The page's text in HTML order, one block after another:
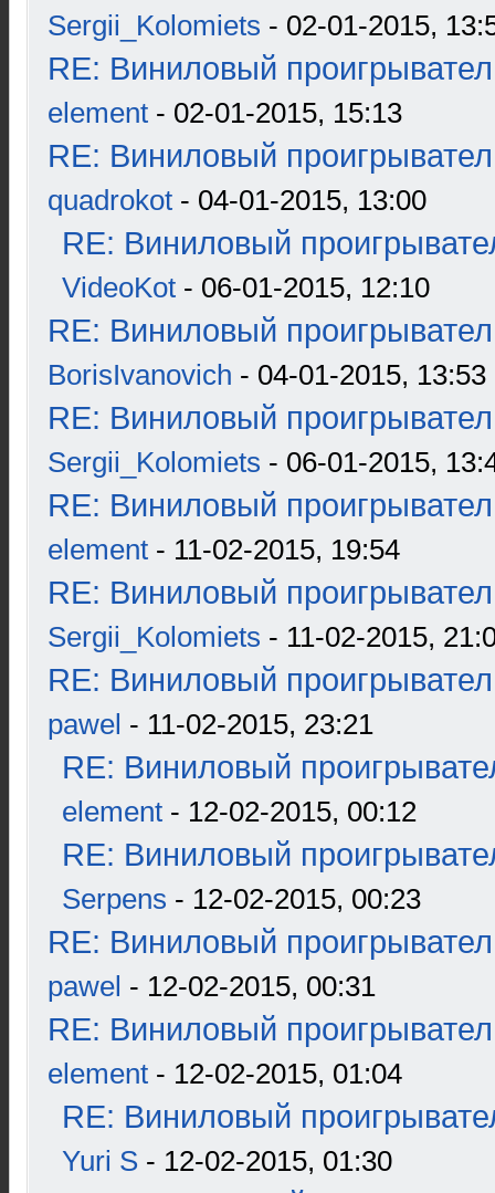
Sergii_Kolomiets - 02-01-2015,
RE: Виниловый
element - 02-01-2015, 15:13
RE: Виниловый
quadrokot - 04-01-2015, 13:00
RE: Виниловый
VideoKot - 06-01-2015, 12:10
RE: Виниловый
BorisIvanovich - 04-01-2015, 13:53
RE: Виниловый
Sergii_Kolomiets - 06-01-2015,
RE: Виниловый
element - 11-02-2015, 19:54
RE: Виниловый
Sergii_Kolomiets - 11-02-2015,
RE: Виниловый
pawel - 11-02-2015, 23:21
RE: Виниловый
element - 12-02-2015, 00:12
RE: Виниловый
Serpens - 12-02-2015, 00:23
RE: Виниловый
pawel - 12-02-2015, 00:31
RE: Виниловый
element - 12-02-2015, 01:04
RE: Виниловый
Yuri S - 12-02-2015, 01:30